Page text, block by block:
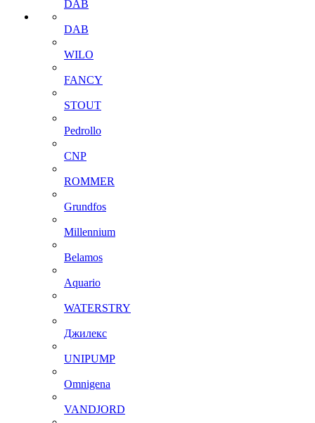
DAB
DAB
WILO
FANCY
STOUT
Pedrollo
CNP
ROMMER
Grundfos
Millennium
Belamos
Aquario
WATERSTRY
Джилекс
UNIPUMP
Omnigena
VANDJORD